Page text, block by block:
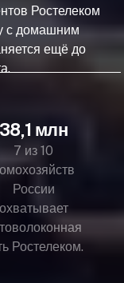
Ростелеком
с домашним
ещё до
38,1 млн
7 из 10
России
охватывает
Ростелеком.